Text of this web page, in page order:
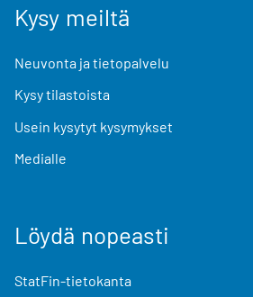
Kysy meiltä
Neuvonta ja tietopalvelu
Kysy tilastoista
Usein kysytyt kysymykset
Medialle
Löydä nopeasti
StatFin-tietokanta